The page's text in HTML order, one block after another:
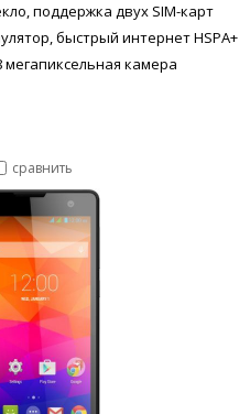
поддержка двух SIM-карт
быстрый интернет HSPA+
мегапиксельная камера
сравнить